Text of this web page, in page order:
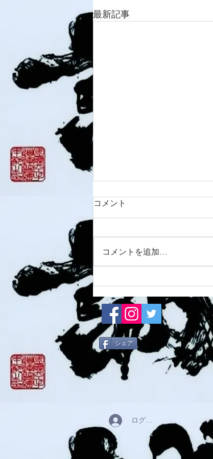
最新記事
8/7 須磨南道場
コメント
コメントを追加…
シェア
ログイン